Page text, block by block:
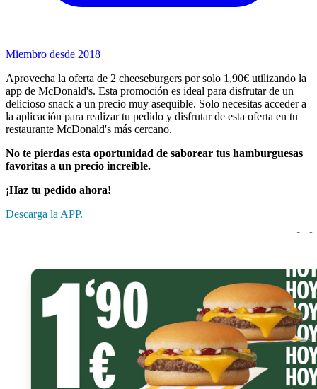
Miembro desde 2018
Aprovecha la oferta de 2 cheeseburgers por solo 1,90€ utilizando la
app de McDonald's. Esta promoción es ideal para disfrutar de un
delicioso snack a un precio muy asequible. Solo necesitas acceder a
la aplicación para realizar tu pedido y disfrutar de esta oferta en tu
restaurante McDonald's más cercano.
No te pierdas esta oportunidad de saborear tus hamburguesas
favoritas a un precio increíble.
¡Haz tu pedido ahora!
Descarga la APP.